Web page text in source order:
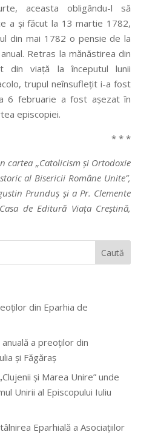
aceasta obligându-l să
a şi făcut la 13 martie 1782,
din mai 1782 o pensie de la
Retras la mănăstirea din
din viaţă la începutul lunii
trupul neînsufleţit i-a fost
6 februarie a fost aşezat în
episcopiei.
* * *
cartea „Catolicism şi Ortodoxie
al Bisericii Române Unite”,
Prunduş şi a Pr. Clemente
de Editură Viaţa Creştină,
din Eparhia de
a preoților din
și Făgăraș
și Marea Unire” unde
Unirii al Episcopului Iuliu
Eparhială a Asociațiilor